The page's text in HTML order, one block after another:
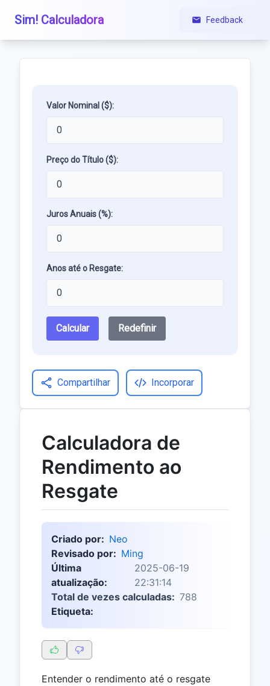
Sim! Calculadora Feedback
Valor Nominal ($):
Preço do Título ($):
Juros Anuais (%):
Anos até o Resgate:
Calcular Redefinir
Compartilhar Incorporar
Calculadora de
Rendimento ao
Resgate
Criado por: Neo
Revisado por: Ming
Última
atualização:
2025-06-19
22:31:14
Total de vezes calculadas: 788
Etiqueta:
Entender o rendimento até o resgate